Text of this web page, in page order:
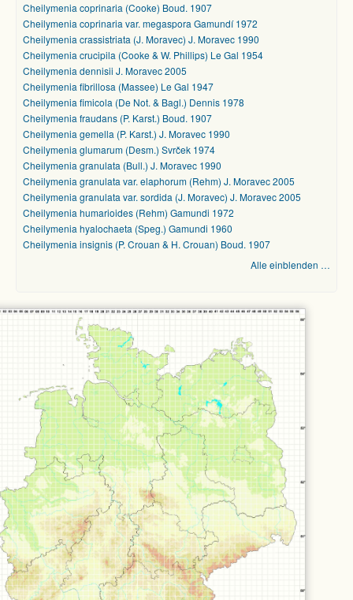
Cheilymenia coprinaria (Cooke) Boud. 1907
Cheilymenia coprinaria var. megaspora Gamundí 1972
Cheilymenia crassistriata (J. Moravec) J. Moravec 1990
Cheilymenia crucipila (Cooke & W. Phillips) Le Gal 1954
Cheilymenia dennisii J. Moravec 2005
Cheilymenia fibrillosa (Massee) Le Gal 1947
Cheilymenia fimicola (De Not. & Bagl.) Dennis 1978
Cheilymenia fraudans (P. Karst.) Boud. 1907
Cheilymenia gemella (P. Karst.) J. Moravec 1990
Cheilymenia glumarum (Desm.) Svrček 1974
Cheilymenia granulata (Bull.) J. Moravec 1990
Cheilymenia granulata var. elaphorum (Rehm) J. Moravec 2005
Cheilymenia granulata var. sordida (J. Moravec) J. Moravec 2005
Cheilymenia humarioides (Rehm) Gamundi 1972
Cheilymenia hyalochaeta (Speg.) Gamundi 1960
Cheilymenia insignis (P. Crouan & H. Crouan) Boud. 1907
Alle einblenden …